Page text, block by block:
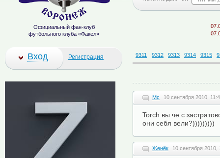
9311 9312 9313 9314 9315
Mc 10 сентября 2010,
Torch вы че с
они себя вели?)))))))))
Женёк 10 сентября 2010,
Официальный фан-клуб
футбольного клуба «Факел»
Вход Регистрация